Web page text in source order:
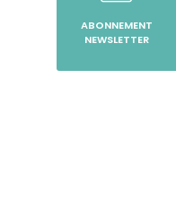
ABONNEMENT
NEWSLETTER